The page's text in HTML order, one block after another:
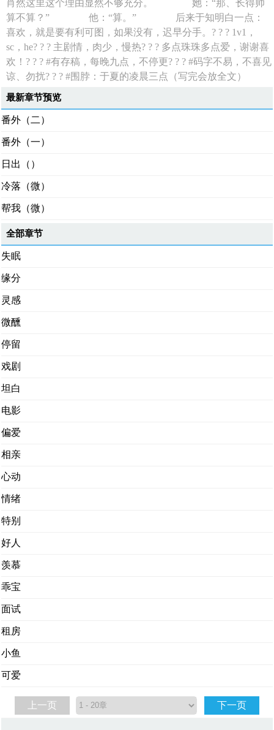
肖然这里这个理由显然不够充分。 她：“那、长得帅
算不算？” 他：“算。” 后来于知明白一点：
喜欢，就是要有利可图，如果没有，迟早分手。? ? ? 1v1，
sc，he? ? ? 主剧情，肉少，慢热? ? ? 多点珠珠多点爱，谢谢喜
欢！? ? ? #有存稿，每晚九点，不停更? ? ? #码字不易，不喜见
谅、勿扰? ? ? #围脖：于夏的凌晨三点（写完会放全文）
最新章节预览
番外（二）
番外（一）
日出（）
冷落（微）
帮我（微）
全部章节
失眠
缘分
灵感
微醺
停留
戏剧
坦白
电影
偏爱
相亲
心动
情绪
特别
好人
羡慕
乖宝
面试
租房
小鱼
可爱
上一页 下一页